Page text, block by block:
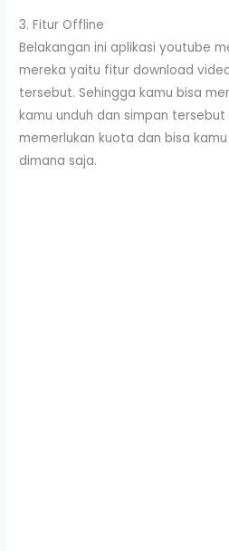
3. Fitur Offline
Belakangan ini aplikasi youtube
mereka yaitu fitur download
tersebut. Sehingga kamu bisa
kamu unduh dan simpan
memerlukan kuota dan bisa
dimana saja.